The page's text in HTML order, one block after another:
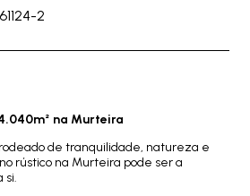
2
na Murteira
de tranquilidade, natureza e
rústico na Murteira pode ser a
si.